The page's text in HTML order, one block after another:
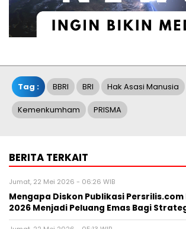
Tag : BBRI BRI Hak Asasi Manusia
Kemenkumham PRISMA
BERITA TERKAIT
Jumat, 22 Mei 2026 - 06:26 WIB
Mengapa Diskon Publikasi Persrilis.com
2026 Menjadi Peluang Emas Bagi